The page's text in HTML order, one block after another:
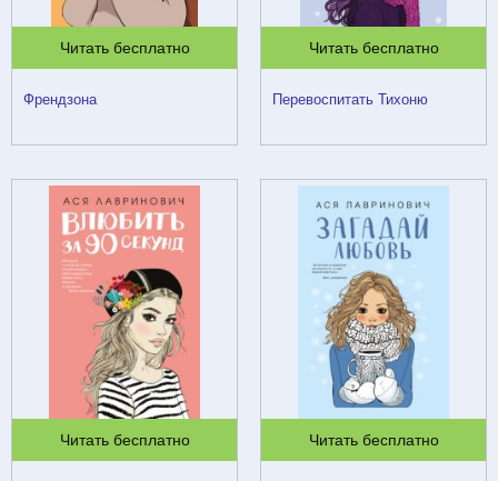
Читать бесплатно
Френдзона
Читать бесплатно
Перевоспитать Тихоню
Читать бесплатно Читать бесплатно